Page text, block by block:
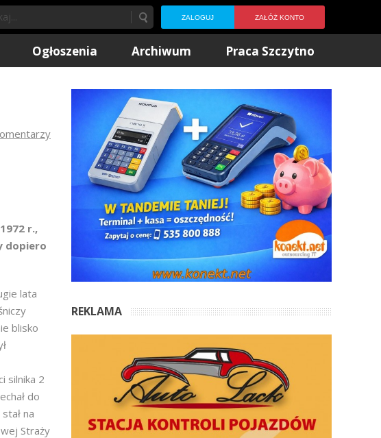
ZALOGUJ ZAŁÓŻ KONTO
Ogłoszenia Archiwum Praca Szczytno
r.,
dopiero
lata
blisko
silnika 2
do
na
Straży
REKLAMA